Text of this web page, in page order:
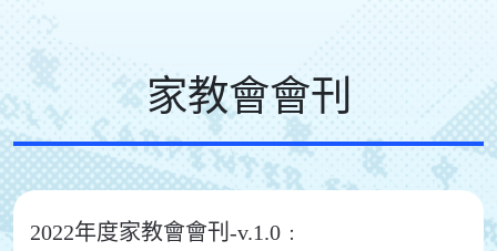
家教會會刊
2022年度家教會會刊-v.1.0﹕